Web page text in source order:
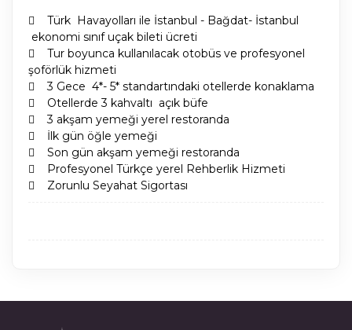
 Türk Havayolları ile İstanbul - Bağdat- İstanbul
ekonomi sınıf uçak bileti ücreti
 Tur boyunca kullanılacak otobüs ve profesyonel
şoförlük hizmeti
 3 Gece 4*- 5* standartındaki otellerde konaklama
 Otellerde 3 kahvaltı açık büfe
 3 akşam yemeği yerel restoranda
 İlk gün öğle yemeği
 Son gün akşam yemeği restoranda
 Profesyonel Türkçe yerel Rehberlik Hizmeti
 Zorunlu Seyahat Sigortası